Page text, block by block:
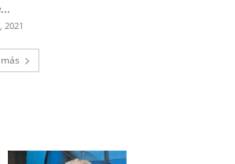
2021